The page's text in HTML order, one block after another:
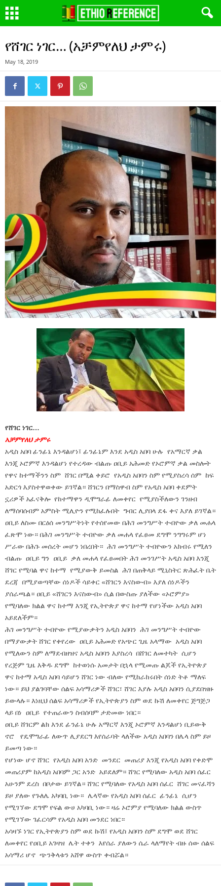
የሸገር ነገር… (አቻምየለህ ታምሩ)
May 18, 2019
የሸገር ነገር…
አቻምየለህ ታምሩ
አዲስ አበባ ፊንፊኔ እንዳልሆነ፤ ፊንፊኔም እንደ አዲስ አበባ ሁሉ የአማርኛ ቃል
እንጂ ኦሮምኛ እንዳልሆነ የተረዳው ብልጡ ዐቢይ አሕመድ የኦሮምኛ ቃል መስሎት
የዋና ከተማችንን ስም ሸገር በሚል ቀይሮ የአዲስ አበባን ስም የሚያስረሳ ሰም ከፍ
አድርጎ እያስተዋወቀው ይገኛል። ሸገርን በማስዋብ ስም የአዲስ አበባ ቀደምት
ኗሪዎች አፈናቅሎ የከተማዋን ዲሞግራፊ ለመቀየር የሚያስችለውን ገንዘብ
ለማሰባሰብም አምስት ሚሊዮን የሚከፈሉበት ግብር ሊያበላ ደፋ ቀና እያለ ይገኛል።
ዐቢይ ለስሙ በርዕሰ መንግሥትነት የተሰየመው በሕገ መንግሥት ተብዮው ቃለ መሐላ
ፈጽሞ ነው። በሕገ መንግሥት ተብዮው ቃለ መሐላ የፈፀመ ደግሞ ንግግሩም ሆነ
ሥራው በሕጉ መሰረት መሆን ነበረበት። ሕገ መንግሥት ተብዮውን አክብሩ የሚለን
ብልጡ ዐቢይ ግን ዐቢይ ቃለ መሐላ የፈፀመበት ሕገ መንገሥት አዲስ አበባ እንጂ
ሸገር የሚባል ዋና ከተማ የሚያውቅ ይመስል ሕገ በጠቅላይ ሚኒስትር ጽሕፈት ቤት
ደረጃ በሚያወጣቸው ሰነዶች ሳይቀር «ሸገርን እናስውብ» እያለ ሰነዶችን
ያሰራጫል። ዐቢይ «ሸገርን እናስውብ» ሲል በውስጡ ያለችው «ኦሮምያ»
የሚባለው ክልል ዋና ከተማ እንጂ የኢትዮጵያ ዋና ከተማ የሆነችው አዲስ አበባ
አይደለችም።
ሕገ መንግሥት ተብዮው የሚያውቃትን አዲስ አበባን ሕገ መንግሥት ተብዮው
በማያውቃት ሸገር የቀየረው ዐቢይ አሕመድ የአጭር ጊዜ አላማው አዲስ አበባ
የሚለውን ስም ለማደብዘዝና አዲስ አበባን እያስረሳ በሸገር ለመተካት ሲሆን
የረጅም ጊዜ እቅዱ ደግሞ ከተወነሱ አመታት በኋላ የሚመጡ ልጆች የኢትዮጵያ
ዋና ከተማ አዲስ አበባ ሳይሆን ሸገር ነው ብለው የሚከራከሩበት ሰነድ ትቶ ማለፍ
ነው። ይህ ያልገባቸው ሰልፍ አሳማሪዎች ሸገር፣ ሸገር እያሉ አዲስ አበባን ሲያደበዝዙ
ይውላሉ። እነዚህ ሰልፍ አሳማሪዎች የኢትዮጵያን ስም ወደ ኩሽ ለመቀየር ጅግጅጋ
ላይ በነ ዐቢይ የተጠራውን ስብሰባም ታድመው ነበር።
ዐቢይ ሸገርም ልክ እንደ ፊንፊኔ ሁሉ አማርኛ እንጂ ኦሮምኛ እንዳልሆነ ቢይውቅ
ኖሮ የዴሞግራፊ ለውጥ ሊያደርግ እየሰራባት ላለችው አዲስ አበባን በሌላ ስም ይዞ
ይመጣ ነው።
የሆነው ሆኖ ሸገር የአዲስ አበባ አንድ መንደር መጠሪያ እንጂ የአዲስ አበባ የቀድሞ
መጠሪያም ከአዲስ አበባም ጋር አንድ አይደለም። ሸገር የሚባለው አዲስ አበባ ሰፈር
አሁንም ደረስ በቦታው ይገኛል። ሸገር የሚባለው የአዲስ አበባ ሰፈር ሸገር መናፈሻን
ይዞ ያለው የጉለሌ አካባቢ ነው። ሌላኛው የአዲስ አበባ ሰፈር ፊንፊኔ ሲሆን
የሚገኘው ደግሞ የፍል ውሀ አካባቢ ነው። ዛሬ ኦሮምያ የሚባለው ክልል ውስጥ
የሚገኘው ገፈርሳም የአዲስ አበባ መንደር ነበር።
አሳዛኙ ነገር የኢትዮጵያን ስም ወደ ኩሽ፤ የአዲስ አበባን ስም ደግሞ ወደ ሸገር
ለመቀየር የዐቢይ አገዛዝ ሌት ተቀን እየሰራ ያለውን ሴራ ላለማየት ብዙ ሰው ሰልፍ
አሳማሪ ሆኖ ጭንቅላቱን አሸዋ ውስጥ ቀብሯል።